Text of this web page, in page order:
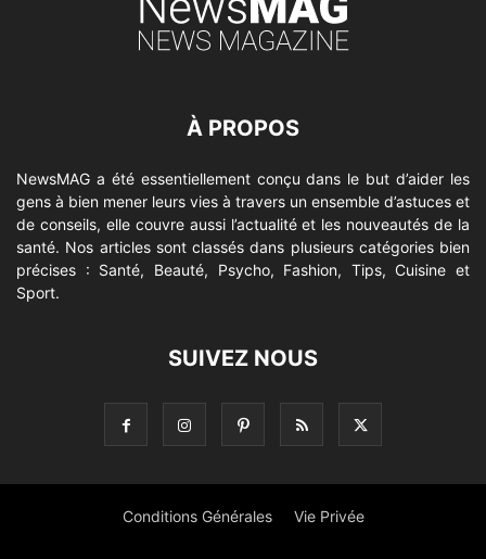
À PROPOS
NewsMAG a été essentiellement conçu dans le but d’aider les
gens à bien mener leurs vies à travers un ensemble d’astuces et
de conseils, elle couvre aussi l’actualité et les nouveautés de la
santé. Nos articles sont classés dans plusieurs catégories bien
précises : Santé, Beauté, Psycho, Fashion, Tips, Cuisine et
Sport.
SUIVEZ NOUS
Conditions Générales Vie Privée